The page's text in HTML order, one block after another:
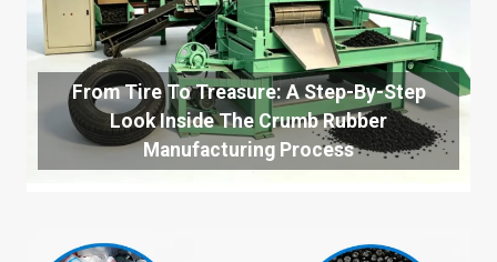
From Tire To Treasure: A Step-By-Step
Look Inside The Crumb Rubber
Manufacturing Process